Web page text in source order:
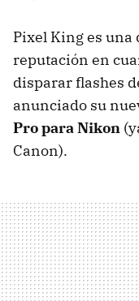
Pixel King es una
reputación en
disparar flashes
anunciado su
Pro para Nikon
Canon).